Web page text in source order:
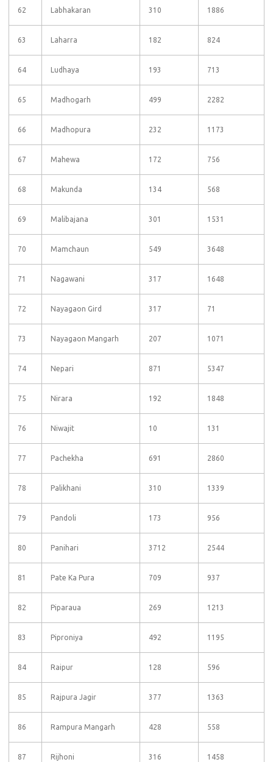
62 Labhakaran 310 1886
63 Laharra 182 824
64 Ludhaya 193 713
65 Madhogarh 499 2282
66 Madhopura 232 1173
67 Mahewa 172 756
68 Makunda 134 568
69 Malibajana 301 1531
70 Mamchaun 549 3648
71 Nagawani 317 1648
72 Nayagaon Gird 317 71
73 Nayagaon Mangarh 207 1071
74 Nepari 871 5347
75 Nirara 192 1848
76 Niwajit 10 131
77 Pachekha 691 2860
78 Palikhani 310 1339
79 Pandoli 173 956
80 Panihari 3712 2544
81 Pate Ka Pura 709 937
82 Piparaua 269 1213
83 Piproniya 492 1195
84 Raipur 128 596
85 Rajpura Jagir 377 1363
86 Rampura Mangarh 428 558
87 Rijhoni 316 1458